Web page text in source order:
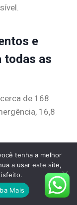
e
todas as
de 168
16,8
exames de
Esses
escolher o
tenha a melhor
a usar este site,
Mais